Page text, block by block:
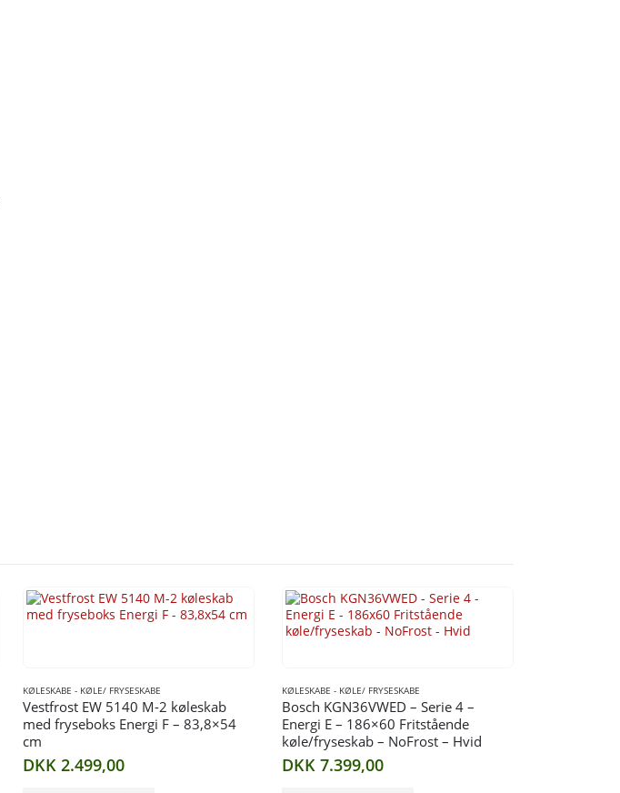
KØLESKABE - KØLE/ FRYSESKABE
Vestfrost EW 5140 M-2 køleskab
med fryseboks Energi F – 83,8×54
cm
DKK 2.499,00
KØLESKABE - KØLE/ FRYSESKABE
Bosch KGN36VWED – Serie 4 –
Energi E – 186×60 Fritstående
køle/fryseskab – NoFrost – Hvid
DKK 7.399,00